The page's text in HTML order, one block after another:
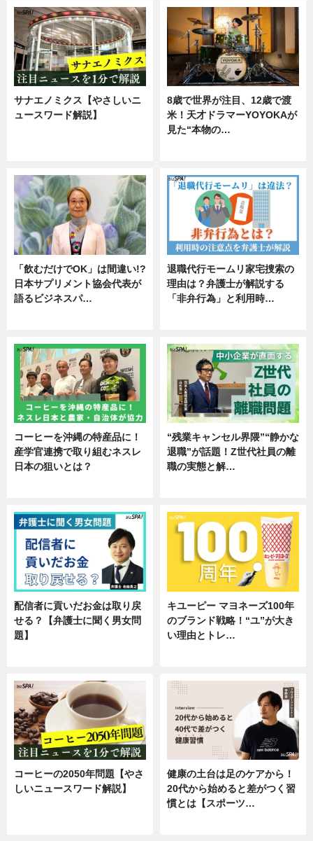
サナエノミクス【やさしいニ
ュースワード解説】
8歳で世界が注目、12歳で渡
米！天才ドラマーYOYOKAが
見た“本物の…
「飲むだけでOK」は間違い!?
日本サプリメント協会代表が
語るビジネスパ…
退職代行モームリ家宅捜索の
理由は？弁護士が解説する
「非弁行為」と利用時…
コーヒーを沖縄の特産品に！
産学官連携で取り組むネスレ
日本の狙いとは？
“残業キャンセル界隈”“静かな
退職”が話題！Z世代社員の離
職の実態と解…
配信者に貢いだお金は取り戻
せる？【弁護士に聞く男女問
題】
キユーピー マヨネーズ100年
のブランド戦略！“ユ”が大き
い理由とトレ…
コーヒーの2050年問題【やさ
しいニュースワード解説】
健康の土台は足のケアから！
20代から始めると差がつく習
慣とは【スポーツ…